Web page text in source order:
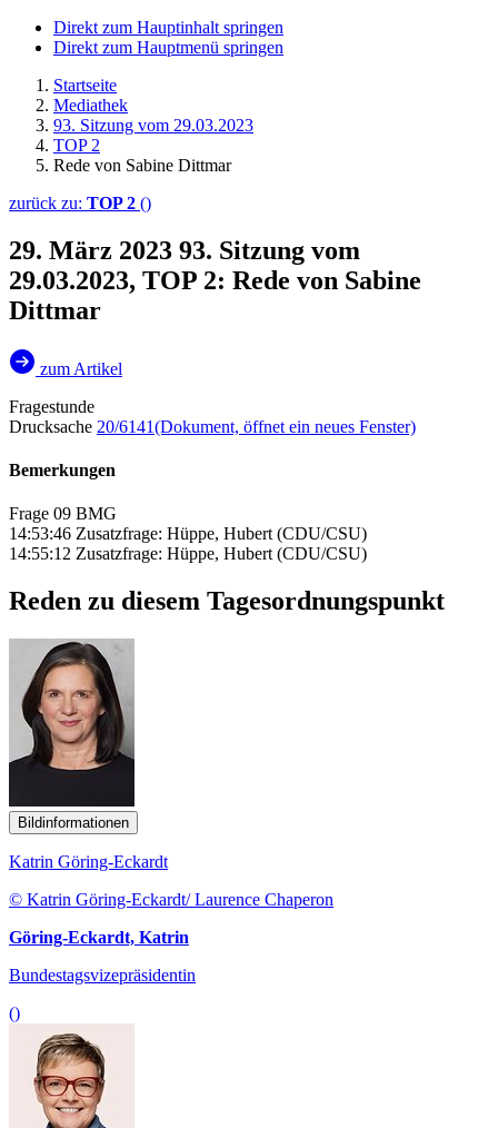
Direkt zum Hauptinhalt springen
Direkt zum Hauptmenü springen
Startseite
Mediathek
93. Sitzung vom 29.03.2023
TOP 2
Rede von Sabine Dittmar
zurück zu: TOP 2 ()
29. März 2023 93. Sitzung vom
29.03.2023, TOP 2: Rede von Sabine
Dittmar
zum Artikel
Fragestunde
Drucksache 20/6141(Dokument, öffnet ein neues Fenster)
Bemerkungen
Frage 09 BMG
14:53:46 Zusatzfrage: Hüppe, Hubert (CDU/CSU)
14:55:12 Zusatzfrage: Hüppe, Hubert (CDU/CSU)
Reden zu diesem Tagesordnungspunkt
Bildinformationen
Katrin Göring-Eckardt
© Katrin Göring-Eckardt/ Laurence Chaperon
Göring-Eckardt, Katrin
Bundestagsvizepräsidentin
()